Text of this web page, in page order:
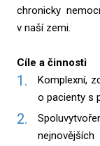
chronicky
v naší zemi.
Cíle a činnosti
Komplexní,
o pacienty s